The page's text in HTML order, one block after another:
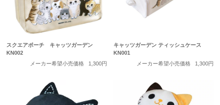
スクエアポーチ キャッツガーデン
KN002
メーカー希望小売価格
1,300円
キャッツガーデン ティッシュケース
KN001
メーカー希望小売価格
1,300円